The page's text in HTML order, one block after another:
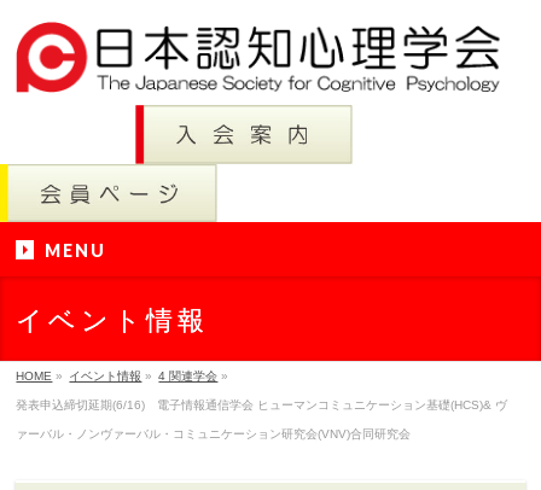
MENU
イベント情報
HOME » イベント情報 » 4 関連学会 »
発表申込締切延期(6/16) 電子情報通信学会 ヒューマンコミュニケーション基礎(HCS)& ヴ
ァーバル・ノンヴァーバル・コミュニケーション研究会(VNV)合同研究会